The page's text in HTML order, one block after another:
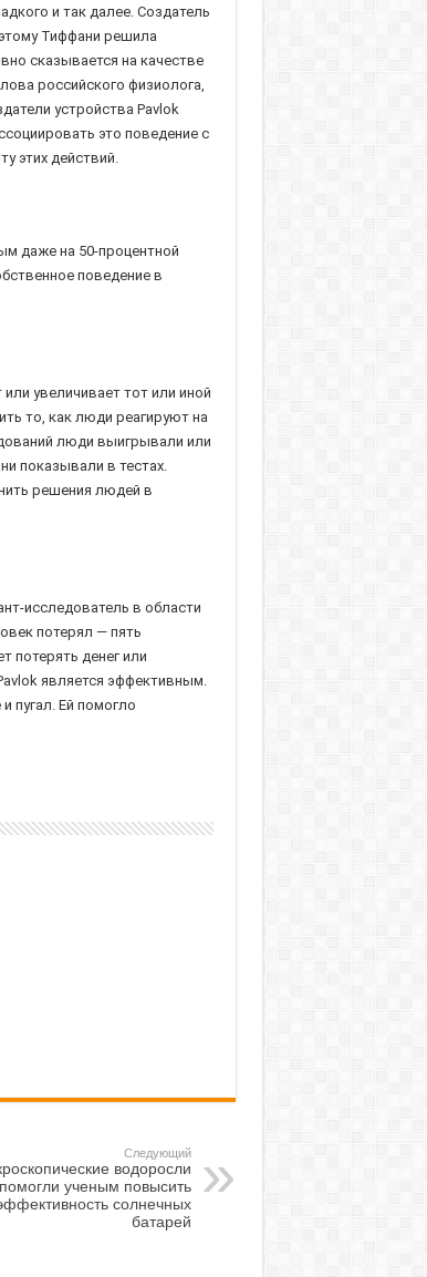
и так далее. Создатель
Тиффани решила
сказывается на качестве
российского физиолога,
устройства Pavlok
это поведение с
этих действий.
даже на 50-процентной
поведение в
увеличивает тот или иной
то, как люди реагируют на
люди выигрывали или
показывали в тестах.
решения людей в
исследователь в области
потерял — пять
потерять денег или
является эффективным.
пугал. Ей помогло
Следующий
водоросли
помогли ученым повысить
солнечных
батарей